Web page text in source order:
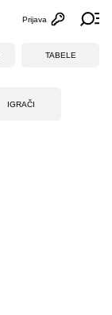
Otvori
Prijava
TABELE
IGRAČI